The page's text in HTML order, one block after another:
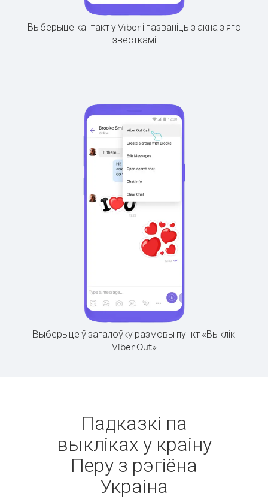
Выберыце кантакт у Viber і пазваніць з акна з яго
звесткамі
Выберыце ў загалоўку размовы пункт «Выклік
Viber Out»
Падказкі па
выкліках у краіну
Перу з рэгіёна
Украіна